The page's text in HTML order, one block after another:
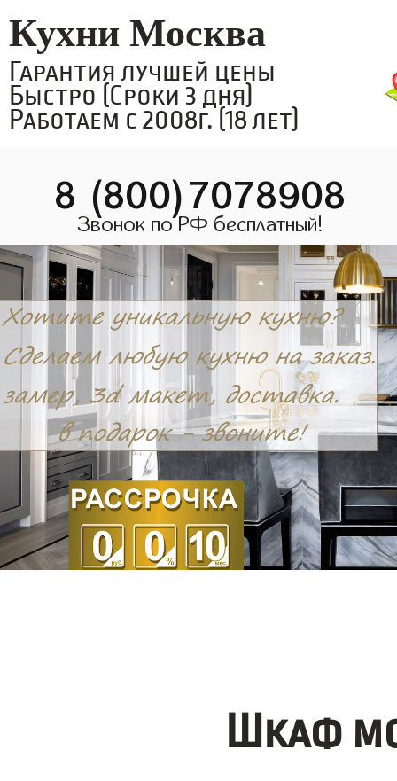
Кухни Москва
Гарантия лучшей цены
Быстро (Сроки 3 дня)
Работаем с 2008г. (18 лет)
8 (800)7078908
Звонок по РФ бесплатный!
Шкаф